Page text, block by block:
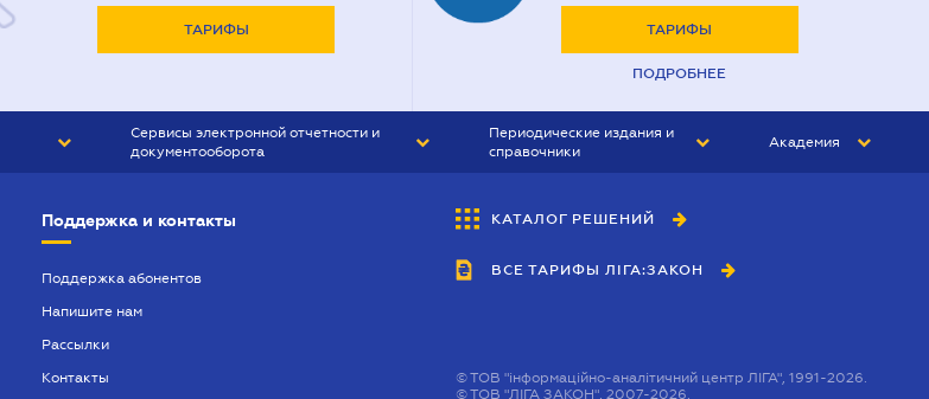
ТАРИФЫ ТАРИФЫ
ПОДРОБНЕЕ
Сервисы электронной отчетности и
документооборота
Периодические издания и
справочники
БУХГАЛТЕР&ЗАКОН
ВЕСТНИК МСФО
Академия
Поддержка и контакты
Поддержка абонентов
Напишите нам
Рассылки
Контакты
КАТАЛОГ РЕШЕНИЙ
ВСЕ ТАРИФЫ ЛІГА:ЗАКОН
©ТОВ "інформаційно-аналітичний центр ЛІГА", 1991-2026.
©ТОВ "ЛІГА ЗАКОН", 2007-2026.